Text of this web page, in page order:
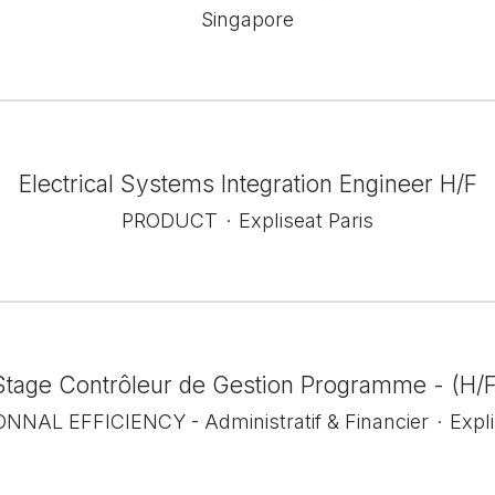
Singapore
Electrical Systems Integration Engineer H/F
PRODUCT · Expliseat Paris
Contrôleur de Gestion Programme - (H/
EFFICIENCY - Administratif & Financier ·